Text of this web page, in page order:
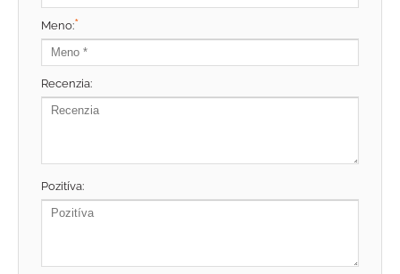
Meno:*
Recenzia:
Pozitíva: